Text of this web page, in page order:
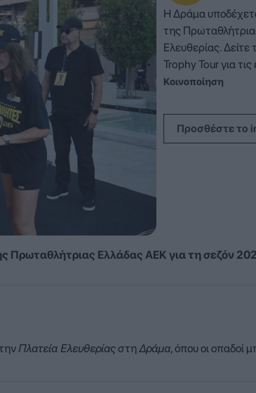
Η Δράμα
της
Ελευθερίας.
Trophy Tour για
Κοινοποίηση
Προσθέστε το
Πρωταθλήτριας Ελλάδας ΑΕΚ για τη σεζόν
Πλατεία ΕλευθερίαςστηΔράμα, όπου οι οπαδοί